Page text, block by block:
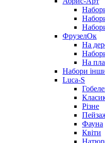
ФрузелОк
На
На
Набори
Luca-S
Різне
Фауна
Квіти